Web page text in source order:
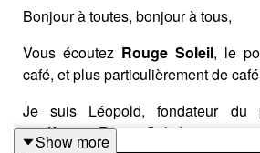
Bonjour à toutes, bonjour à tous,
Vous écoutez Rouge Soleil, le
café, et plus particulièrement de
Je suis Léopold, fondateur
torréfaction Rouge Soleil.
Show more